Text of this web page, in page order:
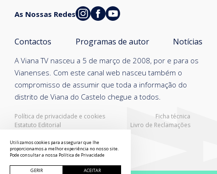
Política de privacidade e cookies
Ficha técnica
Estatuto Editorial
Livro de Reclamações
A Viana TV nasceu a 5 de março de 2008, por e para os
Vianenses. Com este canal web nasceu também o
compromisso de assumir que toda a informação do
distrito de Viana do Castelo chegue a todos.
Contactos Programas de autor Notícias
As Nossas Redes
Utilizamos cookies para assegurar que lhe
proporcionamos a melhor experiência no nosso site.
Pode consultar a nossa Política de Privacidade
GERIR ACEITAR